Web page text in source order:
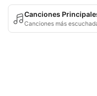
Canciones
Canciones más